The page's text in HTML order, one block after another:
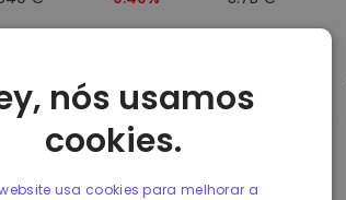
nós usamos
cookies.
usa cookies para melhorar a